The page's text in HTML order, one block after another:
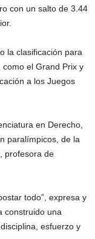
con un salto de 3.44
la clasificación para
el Grand Prix y
a los Juegos
en Derecho,
paralímpicos, de la
profesora de
todo”, expresa y
construido una
esfuerzo y